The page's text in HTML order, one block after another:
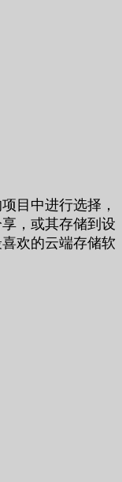
目中进行选择，
，或其存储到设
欢的云端存储软